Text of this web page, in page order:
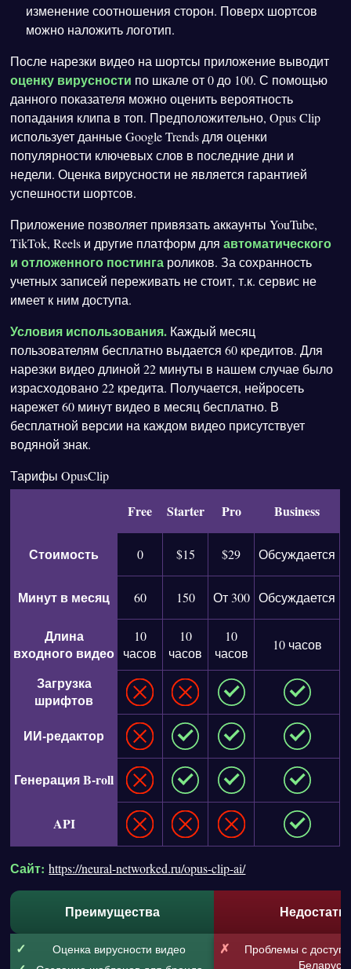
изменение соотношения сторон. Поверх шортсов
можно наложить логотип.
После нарезки видео на шортсы приложение выводит
оценку вирусности по шкале от 0 до 100. С помощью
данного показателя можно оценить вероятность
попадания клипа в топ. Предположительно, Opus Clip
использует данные Google Trends для оценки
популярности ключевых слов в последние дни и
недели. Оценка вирусности не является гарантией
успешности шортсов.
Приложение позволяет привязать аккаунты YouTube,
TikTok, Reels и другие платформ дляавтоматического
и отложенного постинга роликов. За сохранность
учетных записей переживать не стоит, т.к. сервис не
имеет к ним доступа.
Условия использования. Каждый месяц
пользователям бесплатно выдается 60 кредитов. Для
нарезки видео длиной 22 минуты в нашем случае было
израсходовано 22 кредита. Получается, нейросеть
нарежет 60 минут видео в месяц бесплатно. В
бесплатной версии на каждом видео присутствует
водяной знак.
Тарифы OpusClip
Free Starter Pro Business
Стоимость 0 $15 $29 Обсуждается
Минут в месяц 60 150 От 300 Обсуждается
Длина
входного видео
10
часов
10
часов
10
часов
10 часов
Загрузка
шрифтов
ИИ-редактор
Генерация B-roll
API
Сайт: https://neural-networked.ru/opus-clip-ai/
Преимущества
Оценка вирусности видео
Проблемы с
Беларуси